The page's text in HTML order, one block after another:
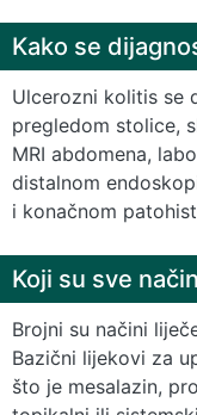
Kako se
Ulcerozni kolitis se
pregledom stolice,
MRI abdomena,
distalnom
i konačnom
Koji su sve
Brojni su načini
Bazični lijekovi za
što je mesalazin,